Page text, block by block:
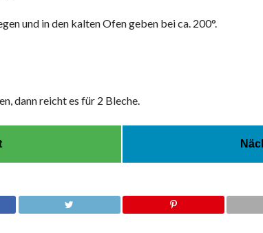
und in den kalten Ofen geben bei ca. 200°.
dann reicht es für 2 Bleche.